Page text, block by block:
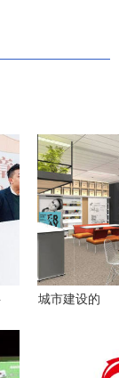
城市建设的